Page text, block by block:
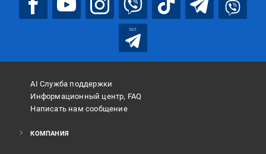
bot
AI Служба поддержки
Информационный центр, FAQ
Написать нам сообщение
КОМПАНИЯ